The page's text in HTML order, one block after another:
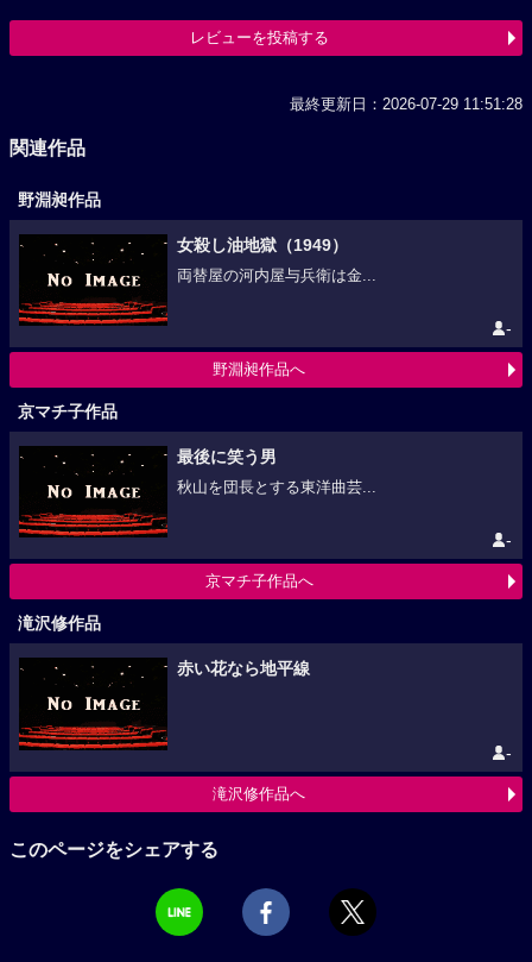
レビューを投稿する
最終更新日：2026-07-29 11:51:28
関連作品
野淵昶作品
女殺し油地獄（1949）
両替屋の河内屋与兵衛は金...
-
野淵昶作品へ
京マチ子作品
最後に笑う男
秋山を団長とする東洋曲芸...
-
京マチ子作品へ
滝沢修作品
赤い花なら地平線
-
滝沢修作品へ
このページをシェアする